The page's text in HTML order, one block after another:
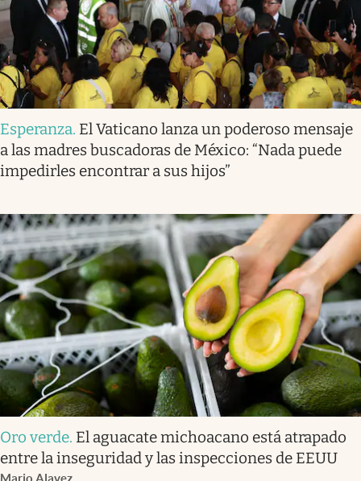
Esperanza. El Vaticano lanza un poderoso mensaje
a las madres buscadoras de México: “Nada puede
impedirles encontrar a sus hijos”
Oro verde. El aguacate michoacano está atrapado
entre la inseguridad y las inspecciones de EEUU
Mario Alavez